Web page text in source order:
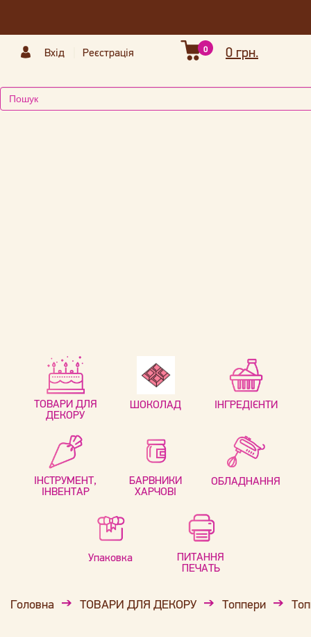
Вхід Реєстрація 0 грн.
0
ТОВАРИ ДЛЯ
ДЕКОРУ
ШОКОЛАД ІНГРЕДІЄНТИ
ІНСТРУМЕНТ,
ІНВЕНТАР
БАРВНИКИ
ХАРЧОВІ
ОБЛАДНАННЯ
Упаковка
ПИТАННЯ
ПЕЧАТЬ
Головна ТОВАРИ ДЛЯ ДЕКОРУ Топпери